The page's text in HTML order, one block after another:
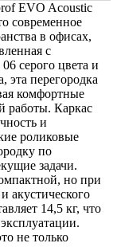
EVO Acoustic
современное
в офисах,
с
серого цвета и
эта перегородка
комфортные
работы. Каркас
и
роликовые
по
задачи.
но при
акустического
14,5 кг, что
не только